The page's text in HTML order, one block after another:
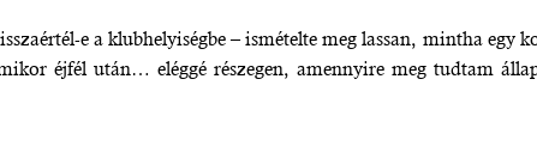
e a klubhelyiségbe – ismételte meg lassan, mintha egy
éjfél után… eléggé részegen, amennyire meg tudtam